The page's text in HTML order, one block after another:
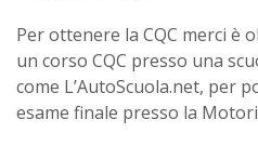
Per ottenere la CQC merci è
un corso CQC presso una
come L’AutoScuola.net, per
esame finale presso la